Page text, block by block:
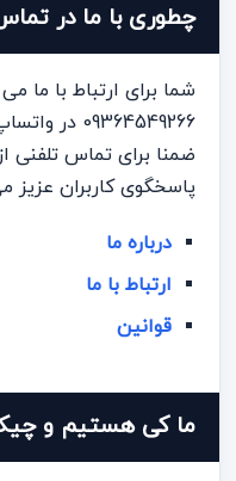
چطوری با ما در
شما برای ارتباط با ما
پاسخگوی کاربران عزیز
درباره ما
ارتباط با ما
قوانین
ما کی هستیم و